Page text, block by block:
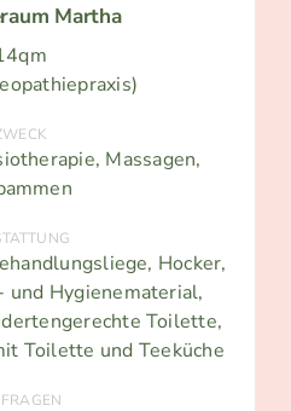
Martha
Massagen,
Hocker,
und Hygienematerial,
Toilette,
Toilette und Teeküche